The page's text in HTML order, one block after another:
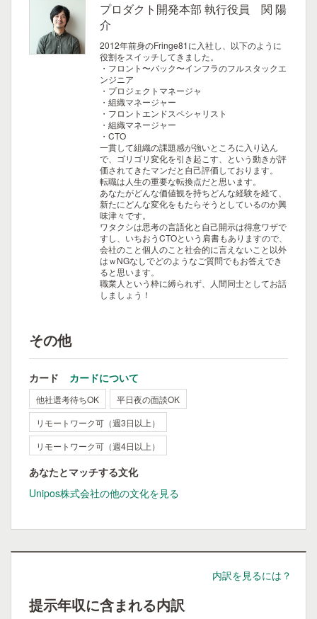
プロダクト開発本部 執行役員 関 陽
介
2012年前身のFringe81に入社し、以下のように
役割をスイッチしてきました。
・フロント〜バック〜インフラのフルスタックエ
ンジニア
・プロジェクトマネージャ
・組織マネージャー
・フロントエンドスペシャリスト
・組織マネージャー
・CTO
一貫して組織の課題感が強いところに入り込ん
で、ゴリゴリ変化を引き起こす、という動きが評
価されてきたマンだと自己評価しております。
転職は人生の重要な転換点だと思います。
あなたがどんな価値観を持ちどんな経験を経て、
新たにどんな変化をもたらそうとしているのか興
味津々です。
ワタクシは思考の言語化と自己開示は得意ワザで
すし、いちおうCTOという肩書もありますので、
会社のこと個人のこと社会的に言えないこと以外
はｗNGなしでどのようなご質問でもお答えでき
ると思います。
職業人という枠に縛られず、人間同士としてお話
しましょう！
その他
カード カードについて
他社選考待ちOK
平日夜の面談OK
リモートワーク可（週3日以上）
リモートワーク可（週4日以上）
あなたとマッチする文化
Unipos株式会社の他の文化を見る
内訳を見るには？
提示年収に含まれる内訳